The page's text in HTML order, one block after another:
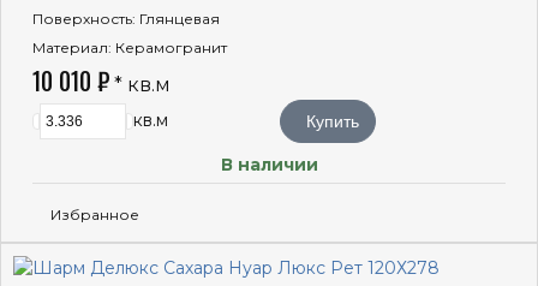
Поверхность: Глянцевая
Материал: Керамогранит
10 010 ₽ * кв.м
кв.м Купить
В наличии
Избранное